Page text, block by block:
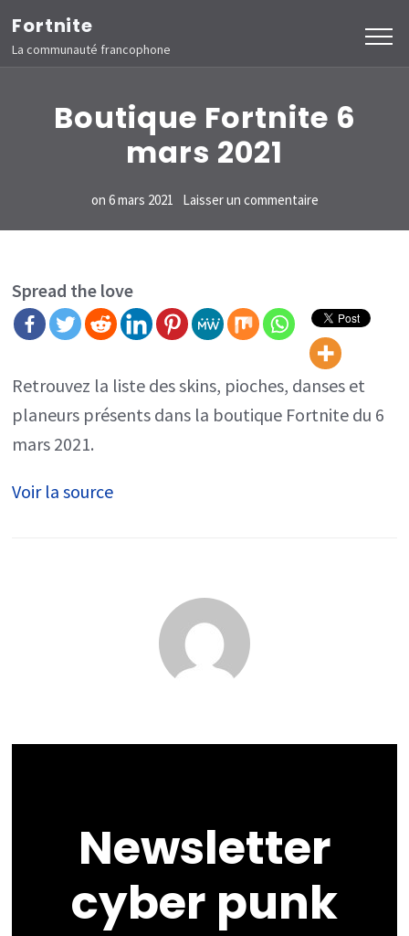
Aller
au
contenu
Entrée)
Fortnite
La communauté francophone
Boutique Fortnite 6
mars 2021
on 6 mars 2021 Laisser un commentairesur
Boutique
mars
2021
Spread the love
Retrouvez la liste des skins, pioches, danses et
planeurs présents dans la boutique Fortnite du 6
mars 2021.
Voir la source
Newsletter
cyber punk